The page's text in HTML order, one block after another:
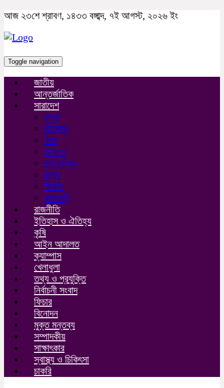
আজ ২৩শে শ্রাবণ, ১৪৩৩ বঙ্গাব্দ, ৭ই আগস্ট, ২০২৬ ইং
Toggle navigation
জাতীয়
আন্তর্জাতিক
সারাদেশ
খুলনা
চট্টগ্রাম
ঢাকা
বরিশাল
ময়মনসিংহ
রংপুর
সিলেট
রাজশাহী
রাজনীতি
ইতিহাস ও ঐতিহ্য
কৃষি
আইন আদালত
ক্যাম্পাস
খেলাধুলা
তথ্য ও প্রযুক্তি
নির্বাচনী সংবাদ
ফিচার
বিনোদন
মুক্ত মন্তব্য
সম্পাদকীয়
সাক্ষাৎকার
স্বাস্থ্য ও চিকিৎসা
চাকরি